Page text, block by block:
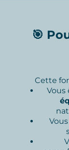
🎯
Cette
Vous